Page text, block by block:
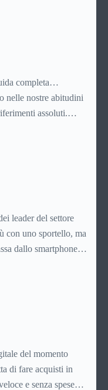
completa
nelle nostre abitudini
assoluti.
venti euro a un
succede dietro
ti costa davvero)
su come
leader del settore
con uno sportello, ma
dallo smartphone.
app, usare in pochi
della vita.
un prodotto
ormai devono essere
del momento
di fare acquisti in
e senza spese